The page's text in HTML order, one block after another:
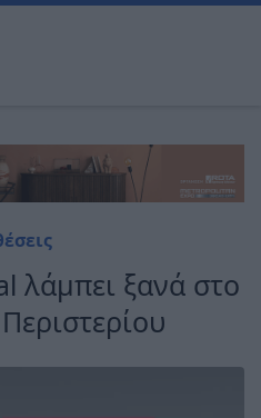
λάμπει ξανά στο